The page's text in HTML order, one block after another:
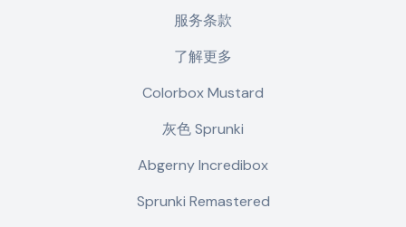
服务条款
了解更多
Colorbox Mustard
灰色 Sprunki
Abgerny Incredibox
Sprunki Remastered